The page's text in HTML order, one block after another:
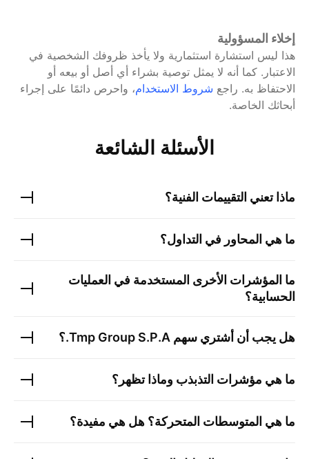
إخلاء المسؤولية
هذا ليس استشارة استثمارية ولا يأخذ ظروفك الشخصية في
الاعتبار. كما أنه لا يمثل توصية بشراء أي أصل أو بيعه أو
الاحتفاظ به. راجع شروط الاستخدام، واحرص دائمًا على إجراء
أبحاثك الخاصة.
الأسئلة الشائعة
ماذا تعني التقييمات الفنية؟
ما هي المحاور في التداول؟
ما المؤشرات الأخرى المستخدمة في العمليات
الحسابية؟
هل يجب أن أشتري سهم Tmp Group S.P.A. ؟
ما هي مؤشرات التذبذب وماذا تظهر؟
ما هي المتوسطات المتحركة؟ هل هي مفيدة؟